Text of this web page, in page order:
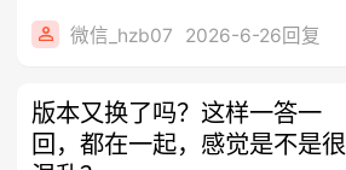
微信_hzb07 2026-6-26回复
版本又换了吗？这样一答一
回，都在一起，感觉是不是很